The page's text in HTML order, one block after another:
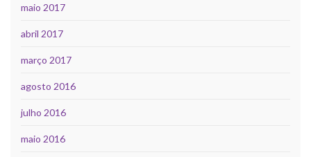
maio 2017
abril 2017
março 2017
agosto 2016
julho 2016
maio 2016